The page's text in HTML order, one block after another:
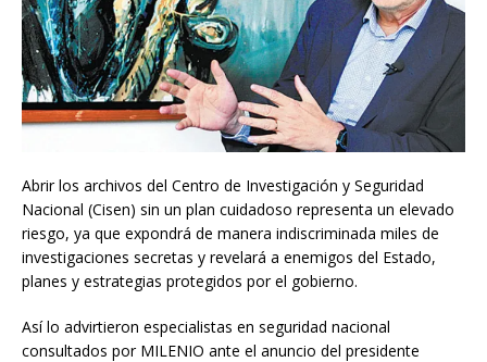
Abrir los archivos del Centro de Investigación y Seguridad
Nacional (Cisen) sin un plan cuidadoso representa un elevado
riesgo, ya que expondrá de manera indiscriminada miles de
investigaciones secretas y revelará a enemigos del Estado,
planes y estrategias protegidos por el gobierno.
Así lo advirtieron especialistas en seguridad nacional
consultados por MILENIO ante el anuncio del presidente